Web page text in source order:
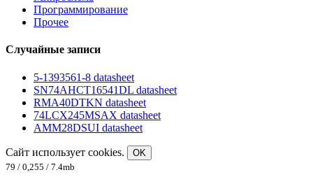
Программирование
Прочее
Случайные записи
5-1393561-8 datasheet
SN74AHCT16541DL datasheet
RMA40DTKN datasheet
74LCX245MSAX datasheet
AMM28DSUI datasheet
Сайт использует cookies.
OK
79 / 0,255 / 7.4mb